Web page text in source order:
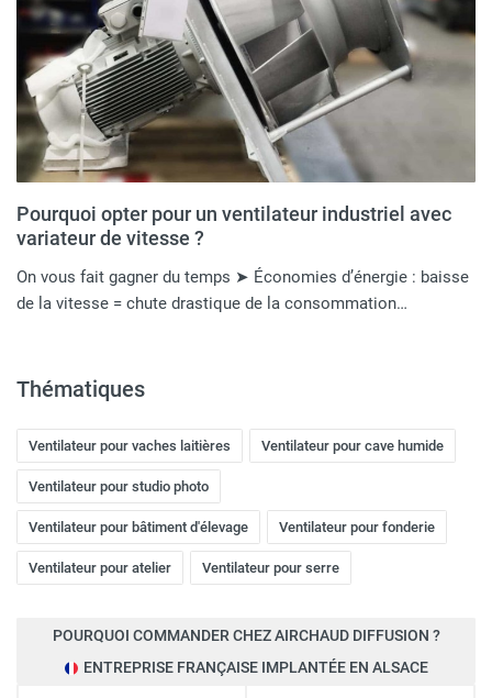
Pourquoi opter pour un ventilateur industriel avec
variateur de vitesse ?
On vous fait gagner du temps ➤ Économies d’énergie : baisse
de la vitesse = chute drastique de la consommation…
Thématiques
Ventilateur pour vaches laitières Ventilateur pour cave humide
Ventilateur pour studio photo
Ventilateur pour bâtiment d'élevage Ventilateur pour fonderie
Ventilateur pour atelier Ventilateur pour serre
POURQUOI COMMANDER CHEZ AIRCHAUD DIFFUSION ?
ENTREPRISE FRANÇAISE IMPLANTÉE EN ALSACE